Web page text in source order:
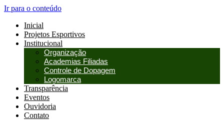
Ir para o conteúdo
Inicial
Projetos Esportivos
Institucional
Organização
Academias Filiadas
Controle de Dopagem
Logomarca
Transparência
Eventos
Ouvidoria
Contato